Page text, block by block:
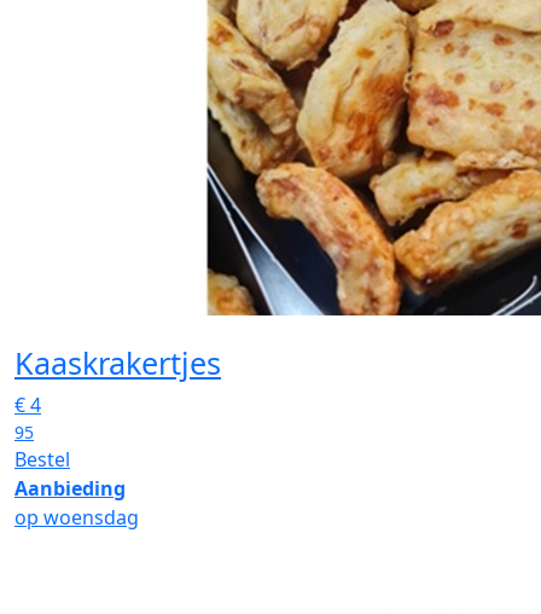
Kaaskrakertjes
€4
95
Bestel
Aanbieding
op woensdag